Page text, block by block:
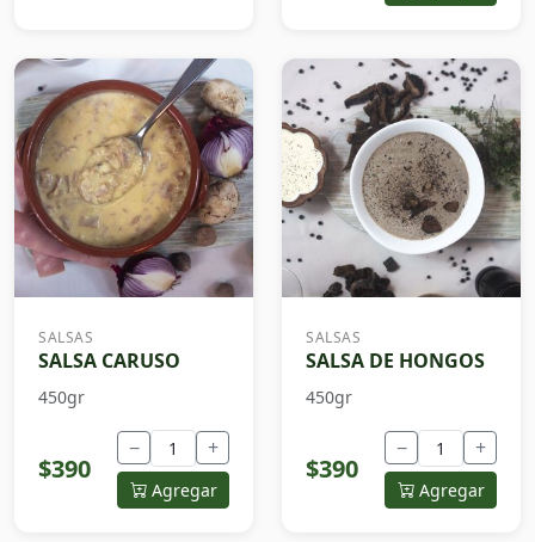
SALSAS
SALSA CARUSO
450gr
$390
− +
Agregar
SALSAS
SALSA DE HONGOS
450gr
$390
− +
Agregar